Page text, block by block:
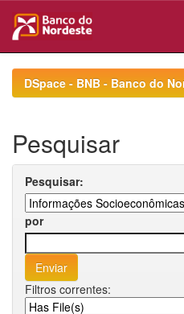
navigationDSpace - BNB - Banco do
Pesquisar
Pesquisar:
por
Filtros correntes: